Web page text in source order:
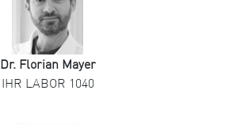
Dr. Florian Mayer
IHR LABOR 1040